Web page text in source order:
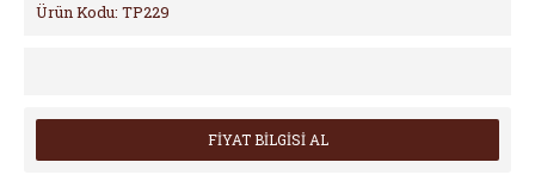
Ürün Kodu: TP229
FİYAT BİLGİSİ AL